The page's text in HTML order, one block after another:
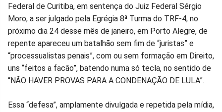
FacebookWhatsappTwitterMessengerTelegramGettr
Federal de Curitiba, em sentença do Juiz Federal Sérgio
Moro, a ser julgado pela Egrégia 8ª Turma do TRF-4, no
próximo dia 24 desse mês de janeiro, em Porto Alegre, de
repente apareceu um batalhão sem fim de “juristas” e
“processualistas penais”, com ou sem formação em Direito,
uns “feitos a facão”, batendo numa só tecla, no sentido de
“NÃO HAVER PROVAS PARA A CONDENAÇÃO DE LULA”.
Essa “defesa”, amplamente divulgada e repetida pela mídia,